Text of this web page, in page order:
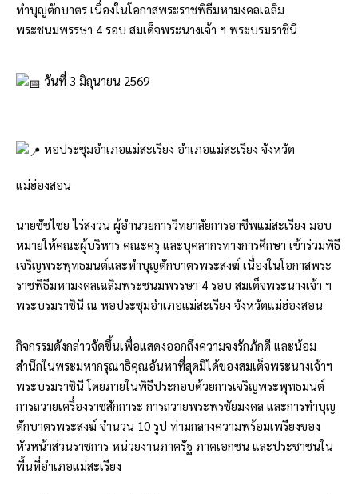
ทำบุญตักบาตร เนื่องในโอกาสพระราชพิธีมหามงคลเฉลิม
พระชนมพรรษา 4 รอบ สมเด็จพระนางเจ้า ฯ พระบรมราชินี
วันที่ 3 มิถุนายน 2569
หอประชุมอำเภอแม่สะเรียง อำเภอแม่สะเรียง จังหวัด
แม่ฮ่องสอน
นายชัชไชย ไร่สงวน ผู้อำนวยการวิทยาลัยการอาชีพแม่สะเรียง มอบ
หมายให้คณะผู้บริหาร คณะครู และบุคลากรทางการศึกษา เข้าร่วมพิธี
เจริญพระพุทธมนต์และทำบุญตักบาตรพระสงฆ์ เนื่องในโอกาสพระ
ราชพิธีมหามงคลเฉลิมพระชนมพรรษา 4 รอบ สมเด็จพระนางเจ้า ฯ
พระบรมราชินี ณ หอประชุมอำเภอแม่สะเรียง จังหวัดแม่ฮ่องสอน
กิจกรรมดังกล่าวจัดขึ้นเพื่อแสดงออกถึงความจงรักภักดี และน้อม
สำนึกในพระมหากรุณาธิคุณอันหาที่สุดมิได้ของสมเด็จพระนางเจ้าฯ
พระบรมราชินี โดยภายในพิธีประกอบด้วยการเจริญพระพุทธมนต์
การถวายเครื่องราชสักการะ การถวายพระพรชัยมงคล และการทำบุญ
ตักบาตรพระสงฆ์ จำนวน 10 รูป ท่ามกลางความพร้อมเพรียงของ
หัวหน้าส่วนราชการ หน่วยงานภาครัฐ ภาคเอกชน และประชาชนใน
พื้นที่อำเภอแม่สะเรียง